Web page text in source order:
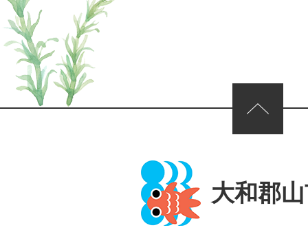
ページの先頭へ
大和郡